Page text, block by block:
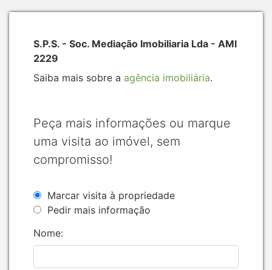
S.P.S. - Soc. Mediação Imobiliaria Lda - AMI
2229
Saiba mais sobre a agência imobiliária.
Peça mais informações ou marque
uma visita ao imóvel, sem
compromisso!
Marcar visita à propriedade
Pedir mais informação
Nome: